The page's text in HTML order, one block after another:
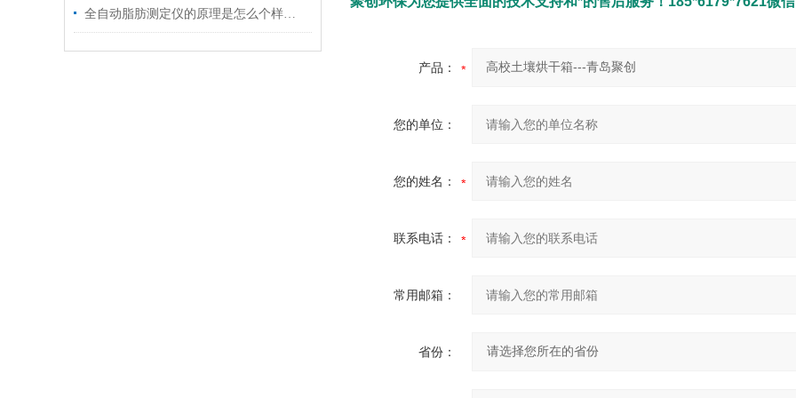
全自动脂肪测定仪的原理是怎么个样子的呢？
产品：
您的单位：
您的姓名：
联系电话：
常用邮箱：
省份：